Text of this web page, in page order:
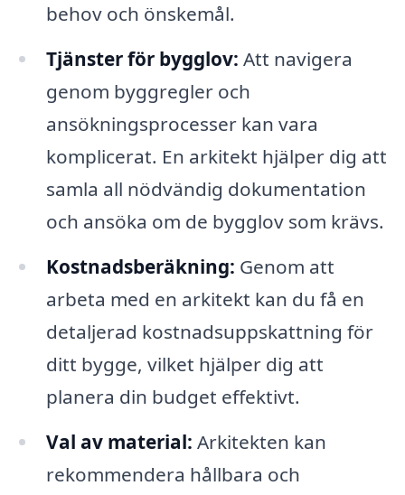
behov och önskemål.
Tjänster för bygglov: Att navigera
genom byggregler och
ansökningsprocesser kan vara
komplicerat. En arkitekt hjälper dig att
samla all nödvändig dokumentation
och ansöka om de bygglov som krävs.
Kostnadsberäkning: Genom att
arbeta med en arkitekt kan du få en
detaljerad kostnadsuppskattning för
ditt bygge, vilket hjälper dig att
planera din budget effektivt.
Val av material: Arkitekten kan
rekommendera hållbara och